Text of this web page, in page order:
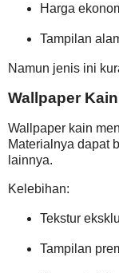
Harga
Tampilan
Namun jenis ini
Wallpaper Kain
Wallpaper kain
Materialnya dapat
lainnya.
Kelebihan:
Tekstur
Tampilan